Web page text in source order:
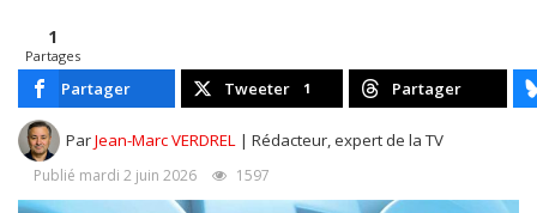
1
Partages
Partager Tweeter 1 Partager
ParJean-Marc VERDREL | Rédacteur, expert de la TV
Publié mardi 2 juin 2026 1597